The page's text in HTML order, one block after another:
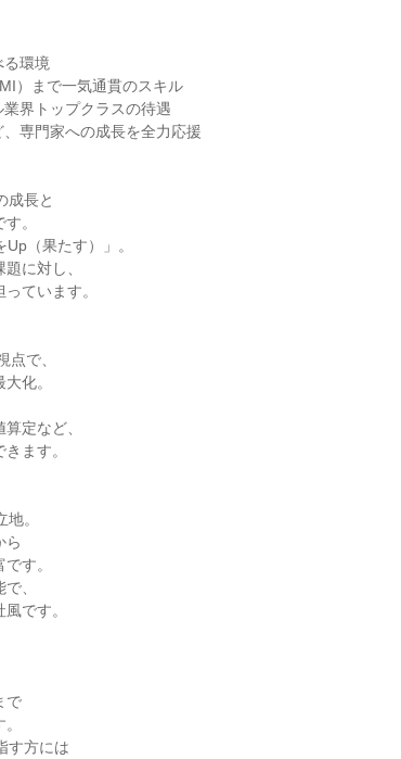
る環境
）まで一気通貫のスキル
界トップクラスの待遇
専門家への成長を全力応援
成長と
。
（果たす）」。
に対し、
ています。
点で、
化。
定など、
ます。
。
ら
す。
、
です。
で
す方には